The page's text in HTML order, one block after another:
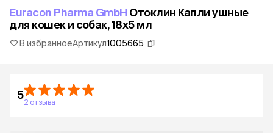
Euracon Pharma GmbH Отоклин Капли ушные
для кошек и собак, 18х5 мл
В избранноеАртикул1005665
5
2 отзыва